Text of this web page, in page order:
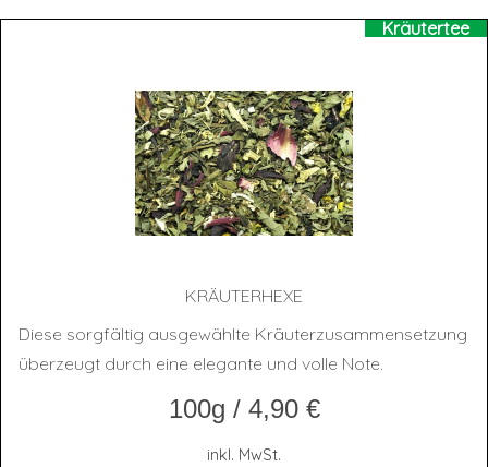
Kräutertee
KRÄU­TER­HE­XE
Diese sorgfältig ausgewählte Kräuterzusammensetzung
überzeugt durch eine elegante und volle Note.
100g / 4,90 €
inkl. MwSt.